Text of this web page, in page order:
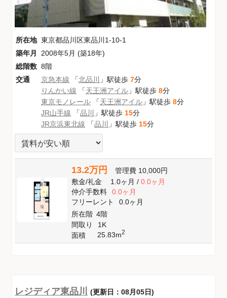
所在地 東京都品川区東品川1-10-1
築年月
2008年5月 (築18年)
総階数 8階
交通
京急本線 「北品川 」駅徒歩 7分
りんかい線 「天王洲アイル 」駅徒歩 8分
東京モノレール 「天王洲アイル 」駅徒歩 8分
JR山手線 「品川 」駅徒歩 15分
JR京浜東北線 「品川 」駅徒歩 15分
13.2万円 管理費 10,000円
敷金/礼金 1.0ヶ月/ 0.0ヶ月
仲介手数料
0.0ヶ月
フリーレント
0.0ヶ月
所在階 4階
間取り
1K
面積
25.83m2
レジディア東品川 (更新日：08月05日)